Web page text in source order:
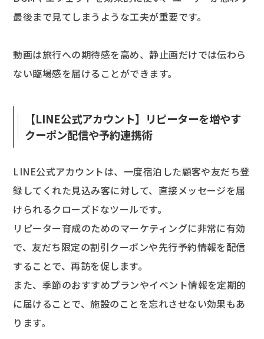
最後まで見てしまうような工夫が重要です。
動画は旅行への期待感を高め、静止画だけでは伝わら
ない臨場感を届けることができます。
【LINE公式アカウント】リピーターを増やす
クーポン配信や予約連携術
LINE公式アカウントは、一度宿泊した顧客や友だち登
録してくれた見込み客に対して、直接メッセージを届
けられるクローズドなツールです。
リピーター育成のためのマーケティングに非常に有効
で、友だち限定の割引クーポンや先行予約情報を配信
することで、再訪を促します。
また、季節のおすすめプランやイベント情報を定期的
に届けることで、施設のことを忘れさせない効果もあ
ります。